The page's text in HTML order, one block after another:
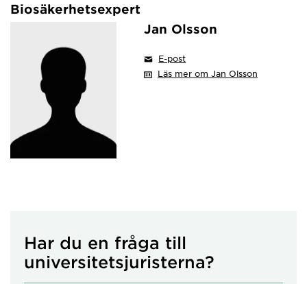
Biosäkerhetsexpert
Jan Olsson
E-post
Läs mer om Jan Olsson
Har du en fråga till
universitetsjuristerna?